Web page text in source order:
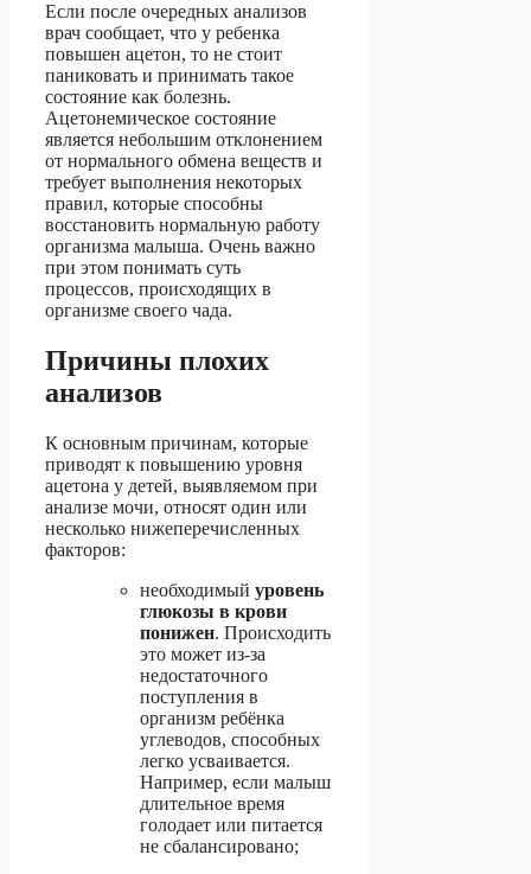
Если после очередных анализов
врач сообщает, что у ребенка
повышен ацетон, то не стоит
паниковать и принимать такое
состояние как болезнь.
Ацетонемическое состояние
является небольшим отклонением
от нормального обмена веществ и
требует выполнения некоторых
правил, которые способны
восстановить нормальную работу
организма малыша. Очень важно
при этом понимать суть
процессов, происходящих в
организме своего чада.
Причины плохих
анализов
К основным причинам, которые
приводят к повышению уровня
ацетона у детей, выявляемом при
анализе мочи, относят один или
несколько нижеперечисленных
факторов:
необходимый уровень
глюкозы в крови
понижен. Происходить
это может из-за
недостаточного
поступления в
организм ребёнка
углеводов, способных
легко усваивается.
Например, если малыш
длительное время
голодает или питается
не сбалансировано;